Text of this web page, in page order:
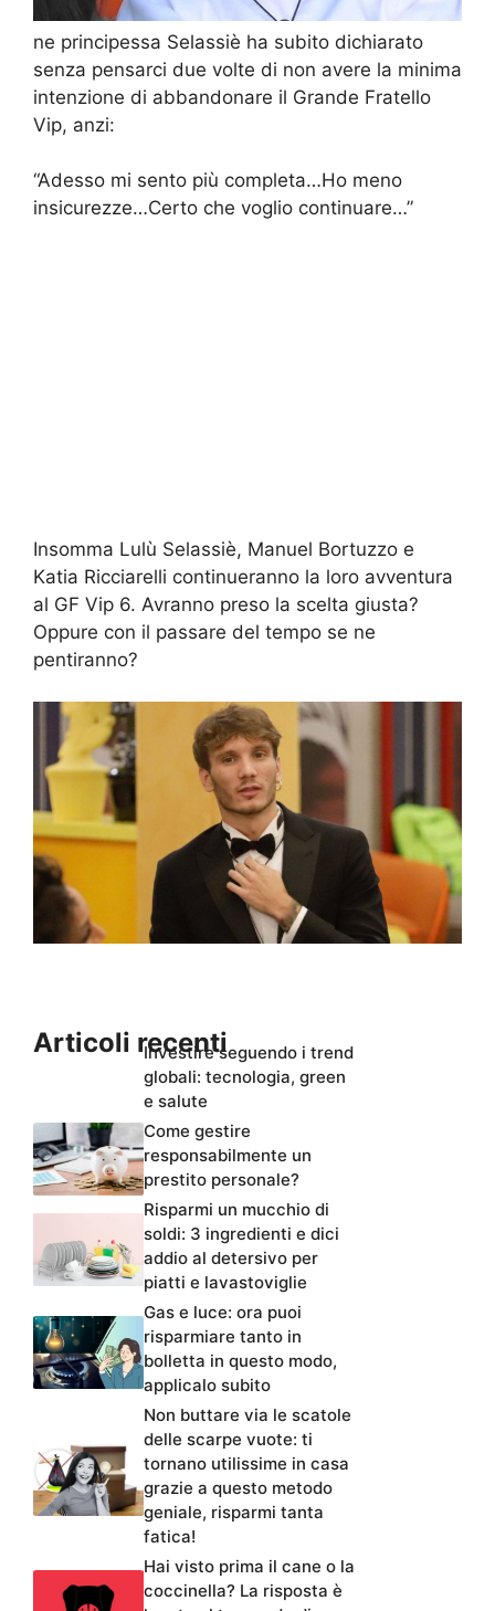
ne principessa Selassiè ha subito dichiarato
senza pensarci due volte di non avere la minima
intenzione di abbandonare il Grande Fratello
Vip, anzi:
“Adesso mi sento più completa…Ho meno
insicurezze…Certo che voglio continuare…”
Insomma Lulù Selassiè, Manuel Bortuzzo e
Katia Ricciarelli continueranno la loro avventura
al GF Vip 6. Avranno preso la scelta giusta?
Oppure con il passare del tempo se ne
pentiranno?
Articoli recentiInvestire seguendo i trend
globali: tecnologia, green
e salute
Come gestire
responsabilmente un
prestito personale?
Risparmi un mucchio di
soldi: 3 ingredienti e dici
addio al detersivo per
piatti e lavastoviglie
Gas e luce: ora puoi
risparmiare tanto in
bolletta in questo modo,
applicalo subito
Non buttare via le scatole
delle scarpe vuote: ti
tornano utilissime in casa
grazie a questo metodo
geniale, risparmi tanta
fatica!
Hai visto prima il cane o la
coccinella? La risposta è